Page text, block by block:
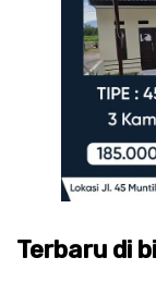
Terbaru di